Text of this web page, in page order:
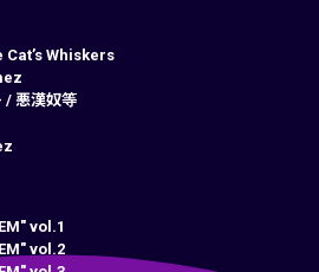
Cat’s Whiskers
/ 悪漢奴等
vol.1
vol.2